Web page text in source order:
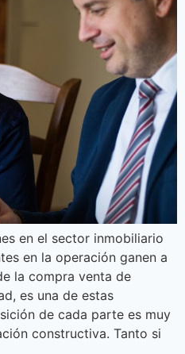
en el sector inmobiliario
en la operación ganen a
la compra venta de
es una de estas
de cada parte es muy
constructiva. Tanto si